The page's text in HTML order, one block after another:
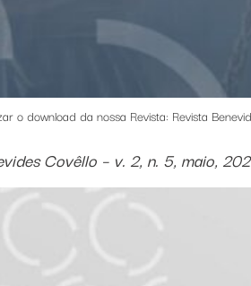
o download da nossa Revista: Revista
Covêllo – v. 2, n. 5, maio,